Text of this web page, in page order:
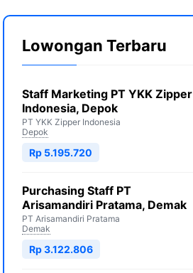
Lowongan Terbaru
Staff Marketing PT YKK Zipper
Indonesia, Depok
PT YKK Zipper Indonesia
Depok
Rp 5.195.720
Purchasing Staff PT
Arisamandiri Pratama, Demak
PT Arisamandiri Pratama
Demak
Rp 3.122.806